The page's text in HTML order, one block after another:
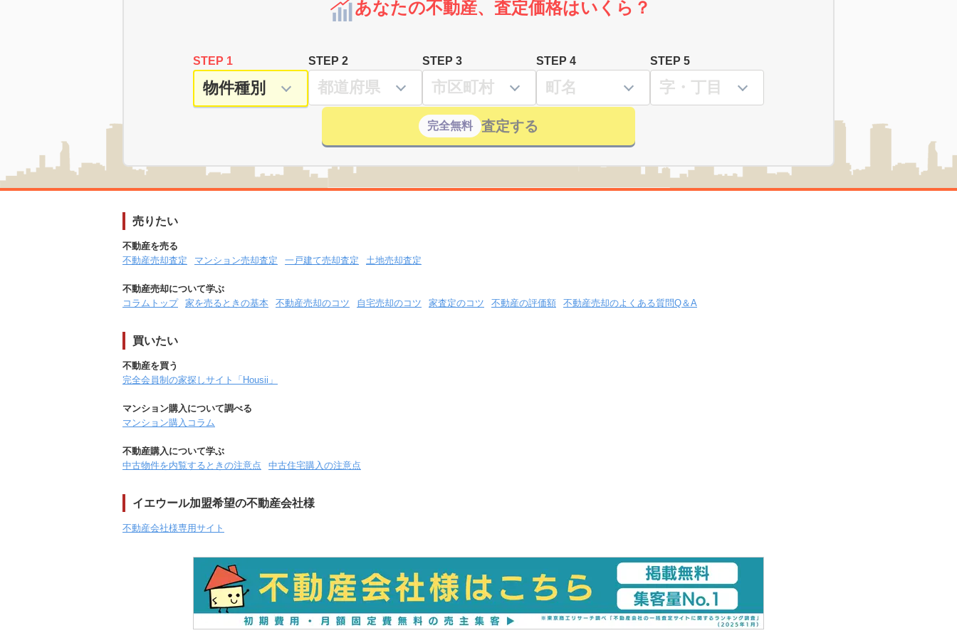
あなたの不動産、査定価格はいくら？
STEP 1 STEP 2 STEP 3 STEP 4 STEP 5
完全無料 査定する
売りたい
不動産を売る
不動産売却査定
マンション売却査定 一戸建て売却査定 土地売却査定
不動産売却について学ぶ
コラムトップ
家を売るときの基本 不動産売却のコツ 自宅売却のコツ 家査定のコツ 不動産の評価額 不動産売却のよくある質問Q＆A
買いたい
不動産を買う
完全会員制の家探しサイト「Housii」
マンション購入について調べる
マンション購入コラム
不動産購入について学ぶ
中古物件を内覧するときの注意点
中古住宅購入の注意点
イエウール加盟希望の不動産会社様
不動産会社様専用サイト